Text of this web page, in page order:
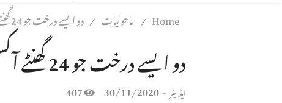
دو ایسے درخت جو 24 گھنٹے آکسیجن پیدا کرتے ہیں Home
/ ماحولیات /
دو ایسے درخت جو 24 گھنٹے آکسیجن پیدا کرتے ہیں
ایڈیٹر -
30/11/2020